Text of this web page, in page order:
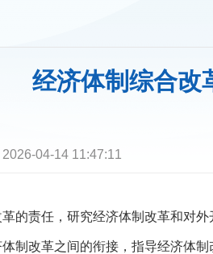
经济体制综合改
2026-04-14 11:47:11
责任，研究经济体制改革和对外
制改革之间的衔接，指导经济体制